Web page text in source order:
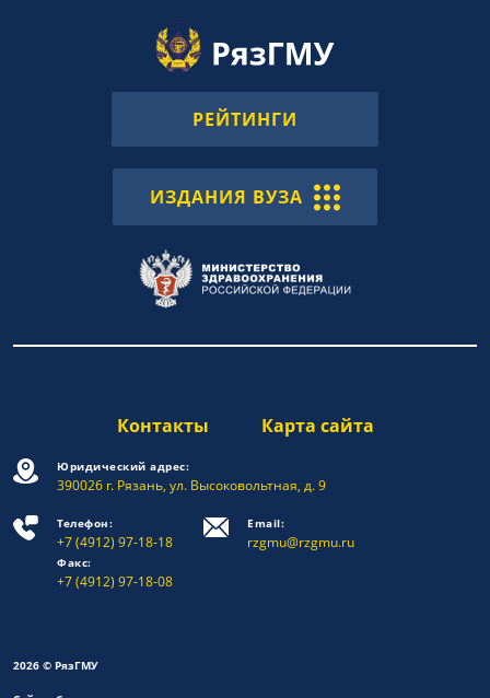
РЕЙТИНГИ
ИЗДАНИЯ ВУЗА
Контакты Карта сайта
Юридический адрес:
390026 г. Рязань, ул. Высоковольтная, д. 9
Телефон:
+7 (4912) 97-18-18
Факс:
+7 (4912) 97-18-08
Email:
rzgmu@rzgmu.ru
2026 © РязГМУ